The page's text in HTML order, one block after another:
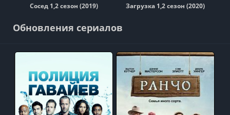
Сосед 1,2 сезон (2019) Загрузка 1,2 сезон (2020)
Обновления сериалов